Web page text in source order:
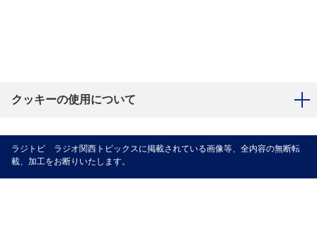
クッキーの使用について
ラジトピ ラジオ関西トピックスに掲載されている画像等、全内容の無断転
載、加工をお断りいたします。